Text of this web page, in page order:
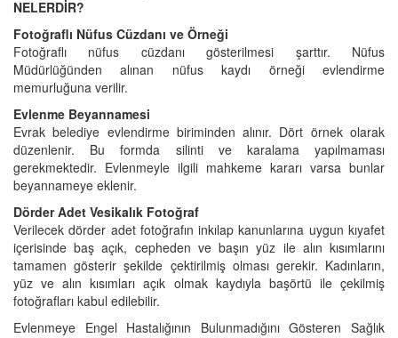
NELERDİR?
Fotoğraflı Nüfus Cüzdanı ve Örneği
Fotoğraflı nüfus cüzdanı gösterilmesi şarttır. Nüfus
Müdürlüğünden alınan nüfus kaydı örneği evlendirme
memurluğuna verilir.
Evlenme Beyannamesi
Evrak belediye evlendirme biriminden alınır. Dört örnek olarak
düzenlenir. Bu formda silinti ve karalama yapılmaması
gerekmektedir. Evlenmeyle ilgili mahkeme kararı varsa bunlar
beyannameye eklenir.
Dörder Adet Vesikalık Fotoğraf
Verilecek dörder adet fotoğrafın inkılap kanunlarına uygun kıyafet
içerisinde baş açık, cepheden ve başın yüz ile alın kısımlarını
tamamen gösterir şekilde çektirilmiş olması gerekir. Kadınların,
yüz ve alın kısımları açık olmak kaydıyla başörtü ile çekilmiş
fotoğrafları kabul edilebilir.
Evlenmeye Engel Hastalığının Bulunmadığını Gösteren Sağlık